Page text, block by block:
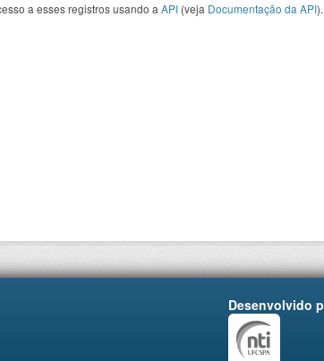
a esses registros usando a API (veja Documentação da API).
Desenvolvido